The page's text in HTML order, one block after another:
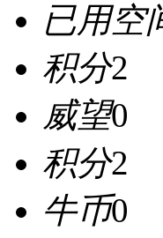
已用空
积分2
威望0
积分2
牛币0